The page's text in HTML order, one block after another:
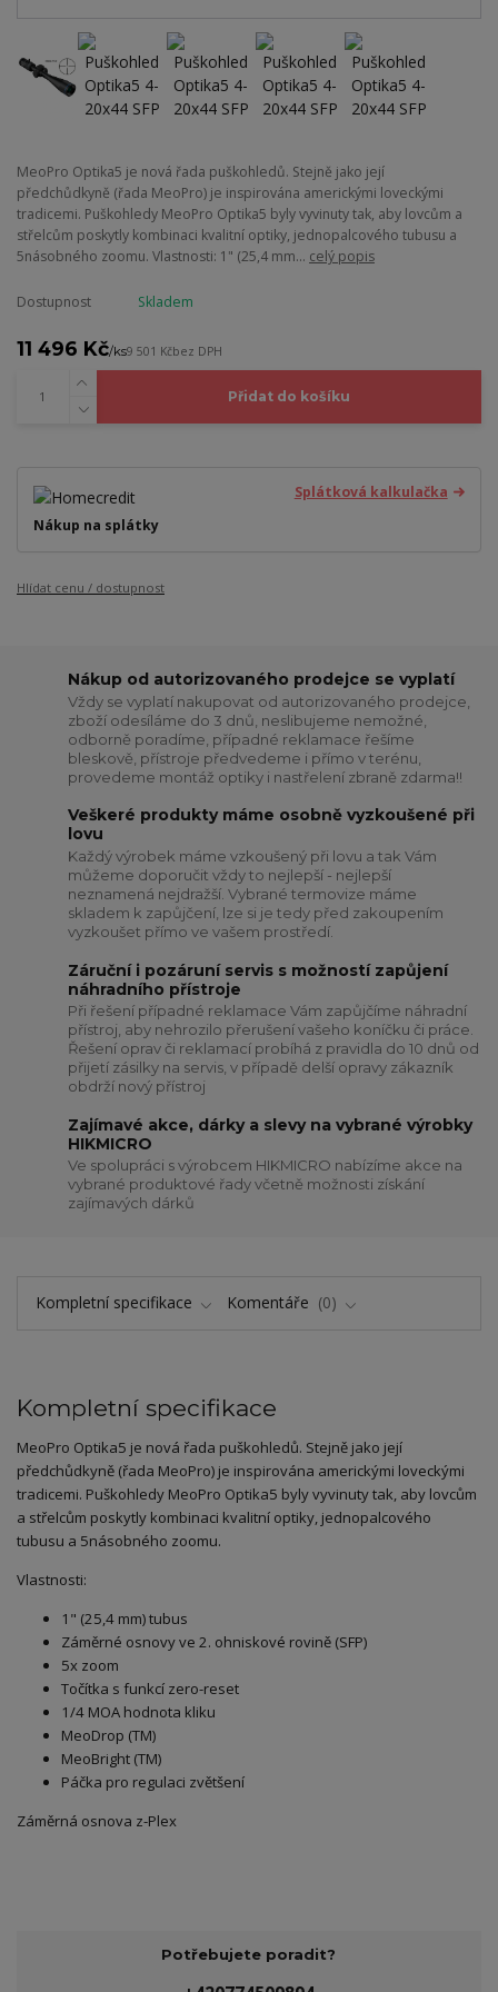
MeoPro Optika5 je nová řada puškohledů. Stejně jako její
předchůdkyně (řada MeoPro) je inspirována americkými loveckými
tradicemi. Puškohledy MeoPro Optika5 byly vyvinuty tak, aby lovcům a
střelcům poskytly kombinaci kvalitní optiky, jednopalcového tubusu a
5násobného zoomu. Vlastnosti: 1" (25,4 mm... celý popis
Dostupnost Skladem
11 496 Kč/ks9 501 Kčbez DPH
Přidat do košíku
Splátková kalkulačka
Nákup na splátky
Hlídat cenu / dostupnost
Nákup od autorizovaného prodejce se vyplatí
Vždy se vyplatí nakupovat od autorizovaného prodejce,
zboží odesíláme do 3 dnů, neslibujeme nemožné,
odborně poradíme, případné reklamace řešíme
bleskově, přístroje předvedeme i přímo v terénu,
provedeme montáž optiky i nastřelení zbraně zdarma!!
Veškeré produkty máme osobně vyzkoušené při
lovu
Každý výrobek máme vzkoušený při lovu a tak Vám
můžeme doporučit vždy to nejlepší - nejlepší
neznamená nejdražší. Vybrané termovize máme
skladem k zapůjčení, lze si je tedy před zakoupením
vyzkoušet přímo ve vašem prostředí.
Záruční i pozáruní servis s možností zapůjení
náhradního přístroje
Při řešení případné reklamace Vám zapůjčíme náhradní
přístroj, aby nehrozilo přerušení vašeho koníčku či práce.
Řešení oprav či reklamací probíhá z pravidla do 10 dnů od
přijetí zásilky na servis, v případě delší opravy zákazník
obdrží nový přístroj
Zajímavé akce, dárky a slevy na vybrané výrobky
HIKMICRO
Ve spolupráci s výrobcem HIKMICRO nabízíme akce na
vybrané produktové řady včetně možnosti získání
zajímavých dárků
Kompletní specifikace Komentáře 0
Kompletní specifikace
MeoPro Optika5 je nová řada puškohledů. Stejně jako její
předchůdkyně (řada MeoPro) je inspirována americkými loveckými
tradicemi. Puškohledy MeoPro Optika5 byly vyvinuty tak, aby lovcům
a střelcům poskytly kombinaci kvalitní optiky, jednopalcového
tubusu a 5násobného zoomu.
Vlastnosti:
1" (25,4 mm) tubus
Záměrné osnovy ve 2. ohniskové rovině (SFP)
5x zoom
Točítka s funkcí zero-reset
1/4 MOA hodnota kliku
MeoDrop (TM)
MeoBright (TM)
Páčka pro regulaci zvětšení
Záměrná osnova z-Plex
Potřebujete poradit?